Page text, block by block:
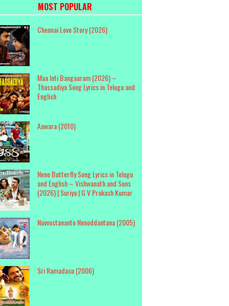
MOST POPULAR
Chennai Love Story (2026)
Maa Inti Bangaaram (2026) –
Thassadiya Song Lyrics in Telugu and
English
Aawara (2010)
Neno Butterfly Song Lyrics in Telugu
and English – Vishwanath and Sons
(2026) | Suriya | G V Prakash Kumar
Nuvvostanante Nenoddantana (2005)
Sri Ramadasu (2006)